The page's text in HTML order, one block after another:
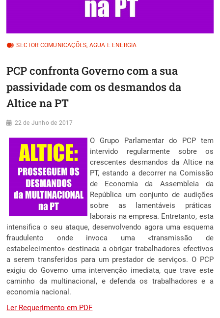
SECTOR COMUNICAÇÕES, AGUA E ENERGIA
PCP confronta Governo com a sua
passividade com os desmandos da
Altice na PT
22 de Junho de 2017
O Grupo Parlamentar do PCP tem
intervido regularmente sobre os
crescentes desmandos da Altice na
PT, estando a decorrer na Comissão
de Economia da Assembleia da
República um conjunto de audições
sobre as lamentáveis práticas
laborais na empresa. Entretanto, esta
intensifica o seu ataque, desenvolvendo agora uma esquema
fraudulento onde invoca uma «transmissão de
estabelecimento» destinada a obrigar trabalhadores efectivos
a serem transferidos para um prestador de serviços. O PCP
exigiu do Governo uma intervenção imediata, que trave este
caminho da multinacional, e defenda os trabalhadores e a
economia nacional.
Ler Requerimento em PDF